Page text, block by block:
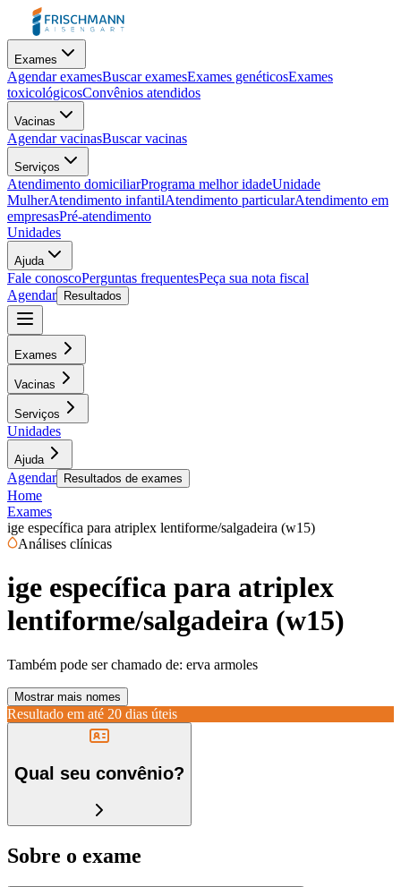
Exames
Agendar examesBuscar examesExames genéticosExames
toxicológicosConvênios atendidos
Vacinas
Agendar vacinasBuscar vacinas
Serviços
Atendimento domiciliarPrograma melhor idadeUnidade
MulherAtendimento infantilAtendimento particularAtendimento em
empresasPré-atendimento
Unidades
Ajuda
Fale conoscoPerguntas frequentesPeça sua nota fiscal
Agendar
Resultados
Exames
Vacinas
Serviços
Unidades
Ajuda
Agendar Resultados de exames
Home
Exames
ige específica para atriplex lentiforme/salgadeira (w15)
Análises clínicas
ige específica para atriplex
lentiforme/salgadeira (w15)
Também pode ser chamado de: erva armoles
Mostrar mais nomes
Resultado em até 20 dias úteis
Qual seu convênio?
Sobre o exame